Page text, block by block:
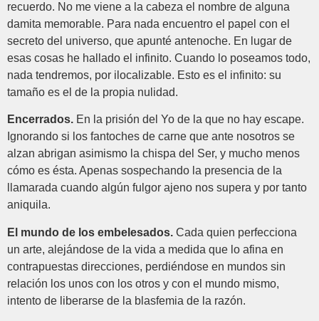
recuerdo. No me viene a la cabeza el nombre de alguna
damita memorable. Para nada encuentro el papel con el
secreto del universo, que apunté antenoche. En lugar de
esas cosas he hallado el infinito. Cuando lo poseamos todo,
nada tendremos, por ilocalizable. Esto es el infinito: su
tamaño es el de la propia nulidad.
Encerrados. En la prisión del Yo de la que no hay escape.
Ignorando si los fantoches de carne que ante nosotros se
alzan abrigan asimismo la chispa del Ser, y mucho menos
cómo es ésta. Apenas sospechando la presencia de la
llamarada cuando algún fulgor ajeno nos supera y por tanto
aniquila.
El mundo de los embelesados. Cada quien perfecciona
un arte, alejándose de la vida a medida que lo afina en
contrapuestas direcciones, perdiéndose en mundos sin
relación los unos con los otros y con el mundo mismo,
intento de liberarse de la blasfemia de la razón.